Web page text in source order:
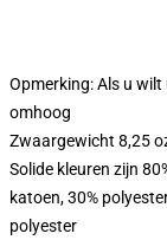
Opmerking: Als u
omhoog
Zwaargewicht 8,25
Solide kleuren zijn
katoen, 30%
polyester